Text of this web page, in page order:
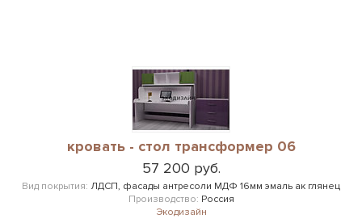
кровать - стол трансформер 06
57 200 руб.
Вид покрытия: ЛДСП, фасады антресоли МДФ 16мм эмаль ак глянец
Производство: Россия
Экодизайн